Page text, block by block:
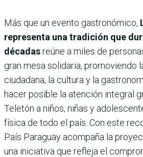
Más que un evento gastronómico,
representa una tradición que
décadasreúne a miles de
gran mesa solidaria, promoviendo
ciudadana, la cultura y la
hacer posible la atención integral
Teletón a niños, niñas y
física de todo el país. Con este
País Paraguay acompaña la
una iniciativa que refleja el